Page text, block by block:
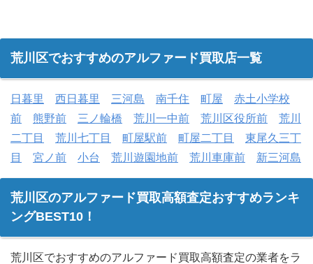
荒川区でおすすめのアルファード買取店一覧
日暮里 西日暮里 三河島 南千住 町屋
赤土小学校
前
熊野前 三ノ輪橋 荒川一中前 荒川区役所前
荒川
二丁目
荒川七丁目 町屋駅前 町屋二丁目
東尾久三丁
目
宮ノ前 小台 荒川遊園地前 荒川車庫前 新三河島
荒川区のアルファード買取高額査定おすすめランキ
ングBEST10！
荒川区でおすすめのアルファード買取高額査定の業者をラ